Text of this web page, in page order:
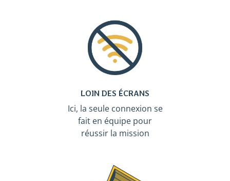
LOIN DES ÉCRANS
Ici, la seule connexion se
fait en équipe pour
réussir la mission